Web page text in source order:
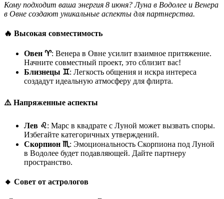
Кому подходит ваша энергия 8 июня? Луна в Водолее и Венера
в Овне создают уникальные аспекты для партнерства.
🔥 Высокая совместимость
Овен ♈: Венера в Овне усилит взаимное притяжение.
Начните совместный проект, это сблизит вас!
Близнецы ♊: Легкость общения и искра интереса
создадут идеальную атмосферу для флирта.
⚠️ Напряженные аспекты
Лев ♌: Марс в квадрате с Луной может вызвать споры.
Избегайте категоричных утверждений.
Скорпион ♏: Эмоциональность Скорпиона под Луной
в Водолее будет подавляющей. Дайте партнеру
пространство.
🔸 Совет от астрологов